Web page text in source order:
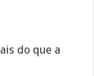
do que a